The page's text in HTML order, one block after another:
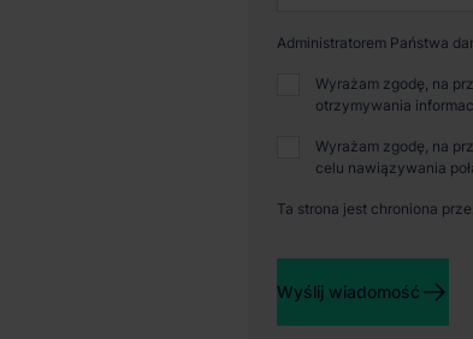
Administratorem Państwa
Wyrażam zgodę, na
otrzymywania
Wyrażam zgodę, na
celu nawiązywania
Ta strona jest chroniona
Wyślij wiadomość